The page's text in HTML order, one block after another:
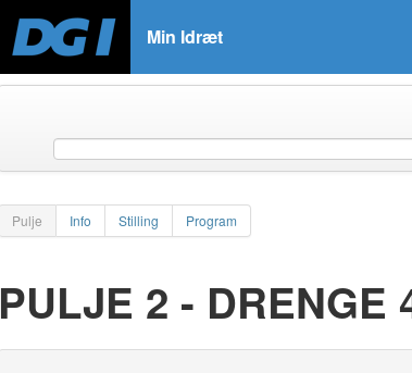
Min Idræt
Pulje Info Stilling Program
PULJE 2 - DRENGE